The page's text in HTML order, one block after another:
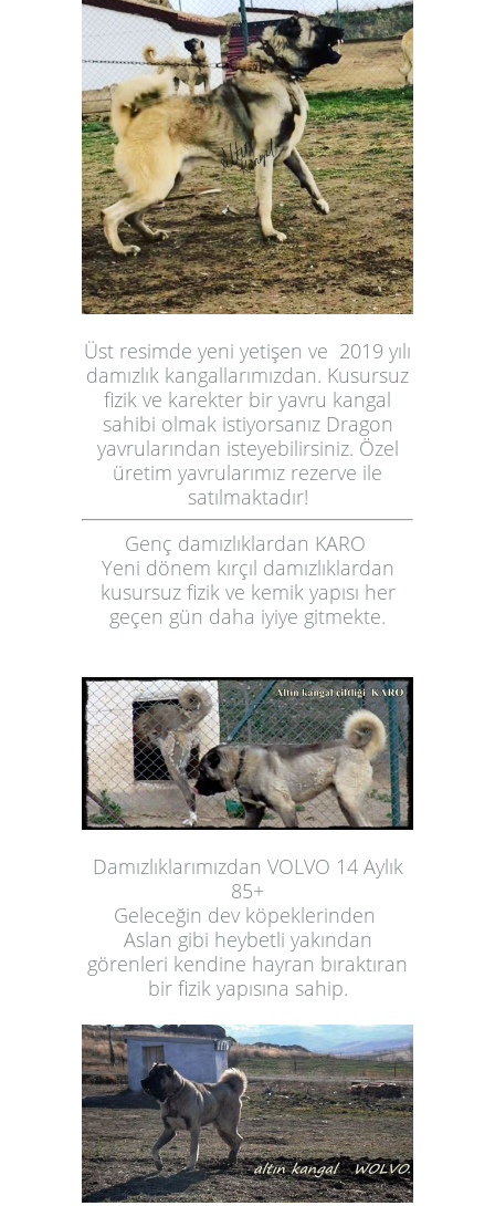
Üst resimde yeni yetişen ve 2019 yılı
damızlık kangallarımızdan. Kusursuz
fizik ve karekter bir yavru kangal
sahibi olmak istiyorsanız Dragon
yavrularından isteyebilirsiniz. Özel
üretim yavrularımız rezerve ile
satılmaktadır!
Genç damızlıklardan KARO
Yeni dönem kırçıl damızlıklardan
kusursuz fizik ve kemik yapısı her
geçen gün daha iyiye gitmekte.
Damızlıklarımızdan VOLVO 14 Aylık
85+
Geleceğin dev köpeklerinden
Aslan gibi heybetli yakından
görenleri kendine hayran bıraktıran
bir fizik yapısına sahip.